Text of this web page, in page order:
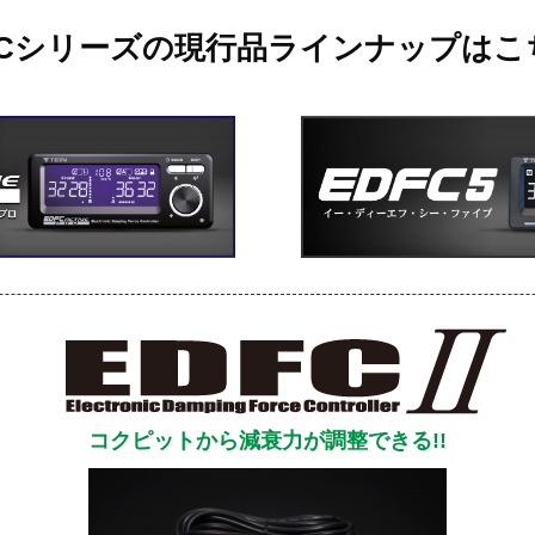
シリーズの現行品ラインナップはこ
コクピットから減衰力が調整できる!!